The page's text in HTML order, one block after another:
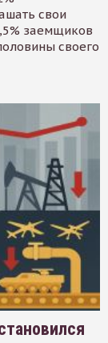
свои
заемщиков
своего